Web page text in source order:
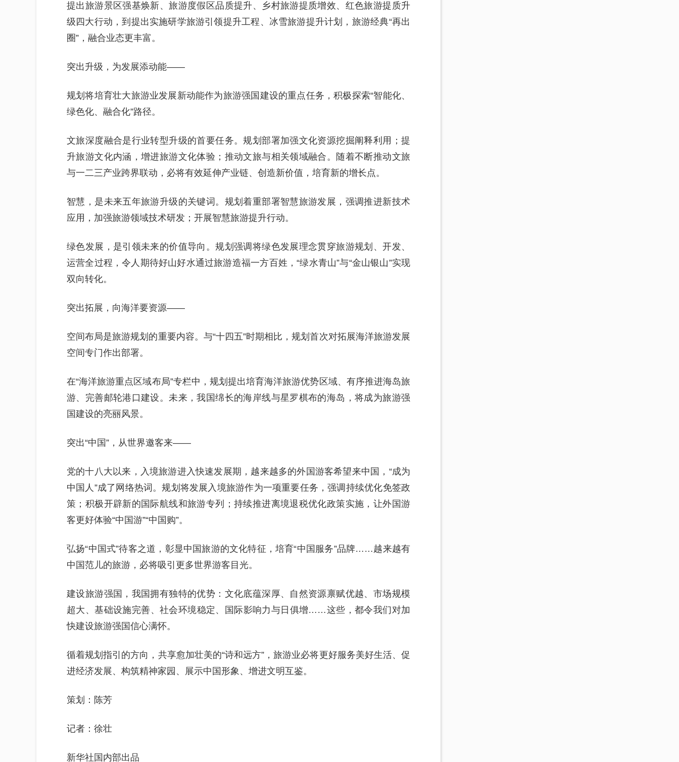
提出旅游景区强基焕新、旅游度假区品质提升、乡村旅游提质增效、红色旅游提质升
级四大行动，到提出实施研学旅游引领提升工程、冰雪旅游提升计划，旅游经典“再出
圈”，融合业态更丰富。
突出升级，为发展添动能——
规划将培育壮大旅游业发展新动能作为旅游强国建设的重点任务，积极探索“智能化、
绿色化、融合化”路径。
文旅深度融合是行业转型升级的首要任务。规划部署加强文化资源挖掘阐释利用；提
升旅游文化内涵，增进旅游文化体验；推动文旅与相关领域融合。随着不断推动文旅
与一二三产业跨界联动，必将有效延伸产业链、创造新价值，培育新的增长点。
智慧，是未来五年旅游升级的关键词。规划着重部署智慧旅游发展，强调推进新技术
应用，加强旅游领域技术研发；开展智慧旅游提升行动。
绿色发展，是引领未来的价值导向。规划强调将绿色发展理念贯穿旅游规划、开发、
运营全过程，令人期待好山好水通过旅游造福一方百姓，“绿水青山”与“金山银山”实现
双向转化。
突出拓展，向海洋要资源——
空间布局是旅游规划的重要内容。与“十四五”时期相比，规划首次对拓展海洋旅游发展
空间专门作出部署。
在“海洋旅游重点区域布局”专栏中，规划提出培育海洋旅游优势区域、有序推进海岛旅
游、完善邮轮港口建设。未来，我国绵长的海岸线与星罗棋布的海岛，将成为旅游强
国建设的亮丽风景。
突出“中国”，从世界邀客来——
党的十八大以来，入境旅游进入快速发展期，越来越多的外国游客希望来中国，“成为
中国人”成了网络热词。规划将发展入境旅游作为一项重要任务，强调持续优化免签政
策；积极开辟新的国际航线和旅游专列；持续推进离境退税优化政策实施，让外国游
客更好体验“中国游”“中国购”。
弘扬“中国式”待客之道，彰显中国旅游的文化特征，培育“中国服务”品牌……越来越有
中国范儿的旅游，必将吸引更多世界游客目光。
建设旅游强国，我国拥有独特的优势：文化底蕴深厚、自然资源禀赋优越、市场规模
超大、基础设施完善、社会环境稳定、国际影响力与日俱增……这些，都令我们对加
快建设旅游强国信心满怀。
循着规划指引的方向，共享愈加壮美的“诗和远方”，旅游业必将更好服务美好生活、促
进经济发展、构筑精神家园、展示中国形象、增进文明互鉴。
策划：陈芳
记者：徐壮
新华社国内部出品